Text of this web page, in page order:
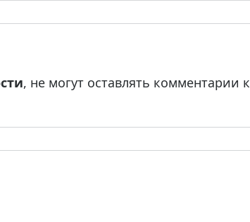
, не могут оставлять комментарии к